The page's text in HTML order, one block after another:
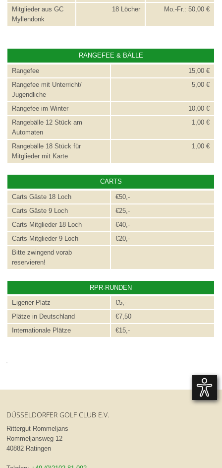
Mitglieder aus GC
Myllendonk
18 Löcher Mo.-Fr.: 50,00 €
RANGEFEE & BÄLLE
Rangefee
15,00 €
Rangefee mit Unterricht/
Jugendliche
5,00 €
Rangefee im Winter
10,00 €
Rangebälle 12 Stück am
Automaten
1,00 €
Rangebälle 18 Stück für
Mitglieder mit Karte
1,00 €
CARTS
Carts Gäste 18 Loch
€50,-
Carts Gäste 9 Loch
€25,-
Carts Mitglieder 18 Loch
€40,-
Carts Mitglieder 9 Loch
€20,-
Bitte zwingend vorab
reservieren!
RPR-RUNDEN
Eigener Platz
€5,-
Plätze in Deutschland
€7,50
Internationale Plätze
€15,-
DÜSSELDORFER GOLF CLUB E.V.
Rittergut Rommeljans
Rommeljansweg 12
40882 Ratingen